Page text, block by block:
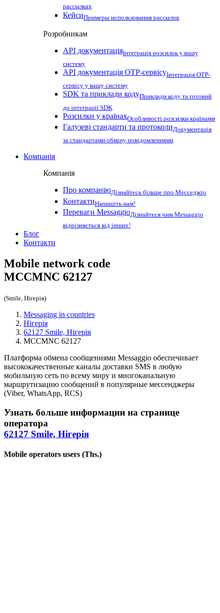
рассылках
КейсиПримеры использования рассылок
Розробникам
API документаціяІнтеграція розсилок у вашу
систему
API документація OTP-сервісуІнтеграція OTP-
сервісу у вашу систему
SDK та приклади кодуПриклади коду та готовий
до інтеграції SDK
Розсилки у країнахОсобливості розсилки країнами
Галузеві стандарти та протоколиДокументація
за стандартами обміну повідомленнями
Компанія
Компанія
Про компаніюДізнайтесь більше про Месседжіо
КонтактиНапишіть нам!
Переваги MessaggioДізнайтеся чим Messaggio
відрізняється від інших!
Блог
Контакти
Mobile network code
MCCMNC 62127
(Smile, Нігерія)
Messaging in countries
Нігерія
62127 Smile, Нігерія
MCCMNC 62127
Платформа обмена сообщениями Messaggio обеспечивает
высококачественные каналы доставки SMS в любую
мобильную сеть по всему миру и многоканальную
маршрутизацию сообщений в популярные мессенджеры
(Viber, WhatsApp, RCS)
Узнать больше информации на странице
оператора
62127 Smile, Нігерія
Mobile operators users (Ths.)